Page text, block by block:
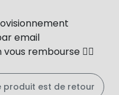
email
rembourse 👍🏻
produit est de retour